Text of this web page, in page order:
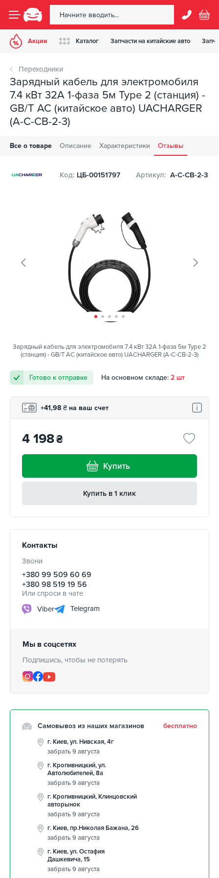
Акции Каталог Запчасти на китайские авто
Переходники
Зарядный кабель для электромобиля
7.4 кВт 32А 1-фаза 5м Type 2 (станция) -
GB/T AC (китайское авто) UACHARGER
(A-C-CB-2-3)
Все о товаре Описание Характеристики Отзывы
Код: ЦБ-00151797 Артикул: A-C-CB-2-3
Зарядный кабель для электромобиля 7.4 кВт 32А 1-фаза 5м Type 2
(станция) - GB/T AC (китайское авто) UACHARGER (A-C-CB-2-3)
Готово к отправке На основном складе: 2 шт
+41,98 ₴ на ваш счет
4 198₴
Купить
Купить в 1 клик
Контакты
Звони
+380 99 509 60 69
+380 98 519 19 56
Или спроси в чате
Viber
Telegram
Мы в соцсетях
Подпишись, чтобы не потерять
Самовывоз из наших магазинов бесплатно
г. Киев, ул. Нивская, 4г
забрать 9 августа
г. Кропивницкий, ул.
Автолюбителей, 8а
забрать 9 августа
г. Кропивницкий, Клинцовский
авторынок
забрать 9 августа
г. Киев, пр.Николая Бажана, 26
забрать 9 августа
г. Киев, ул. Остафия
Дашкевича, 15
забрать 9 августа